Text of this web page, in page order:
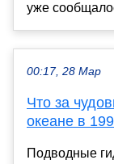
уже
00:17, 28 Мар
Что за
океане в
Подводные